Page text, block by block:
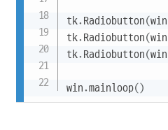
tk. Radiobutton(win
tk. Radiobutton(win
tk. Radiobutton(win
win.mainloop()